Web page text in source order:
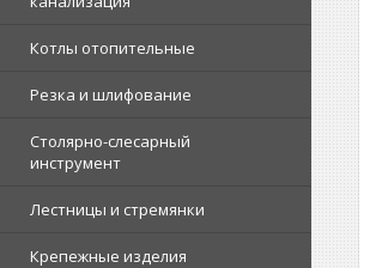
Котлы отопительные
Резка и шлифование
Столярно-слесарный
инструмент
Лестницы и стремянки
Крепежные изделия